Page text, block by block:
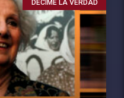
DECIME LA VERDAD